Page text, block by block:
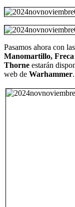
Pasamos ahora con
Manomartillo,
Thorne estarán
web de Warhammer.